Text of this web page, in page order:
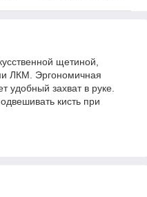
щетиной,
ЛКМ. Эргономичная
удобный захват в руке.
кисть при